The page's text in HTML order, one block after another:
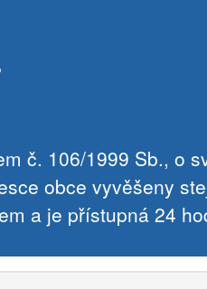
č. 106/1999 Sb., o
obce vyvěšeny
a je přístupná 24